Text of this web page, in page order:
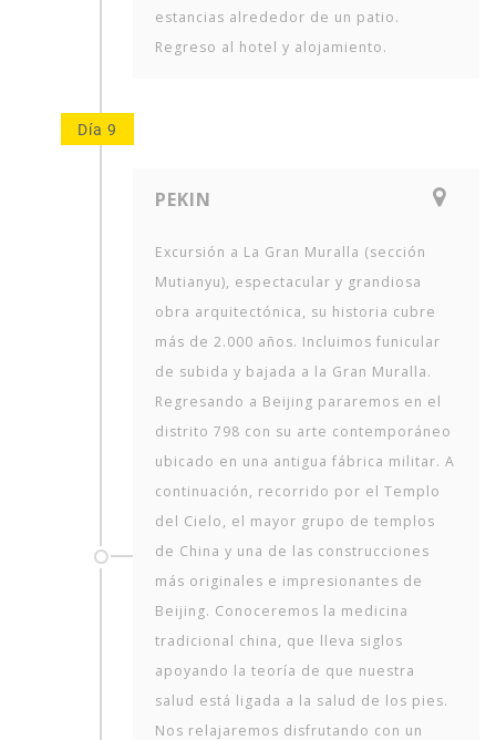
estancias alrededor de un patio.
Regreso al hotel y alojamiento.
Día 9
PEKIN
Excursión a La Gran Muralla (sección
Mutianyu), espectacular y grandiosa
obra arquitectónica, su historia cubre
más de 2.000 años. Incluimos funicular
de subida y bajada a la Gran Muralla.
Regresando a Beijing pararemos en el
distrito 798 con su arte contemporáneo
ubicado en una antigua fábrica militar. A
continuación, recorrido por el Templo
del Cielo, el mayor grupo de templos
de China y una de las construcciones
más originales e impresionantes de
Beijing. Conoceremos la medicina
tradicional china, que lleva siglos
apoyando la teoría de que nuestra
salud está ligada a la salud de los pies.
Nos relajaremos disfrutando con un